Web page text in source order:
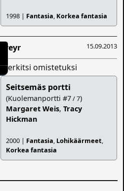
1998 | Fantasia, Korkea fantasia
15.09.2013
Freyr
merkitsi omistetuksi
Seitsemäs portti
(Kuolemanportti #7/ 7)
Margaret Weis,Tracy
Hickman
2000 | Fantasia, Lohikäärmeet,
Korkea fantasia